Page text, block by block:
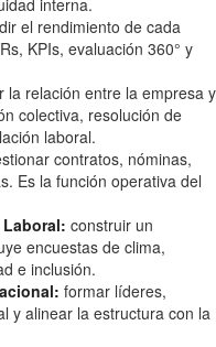
el rendimiento de cada
KPIs, evaluación 360° y
la relación entre la empresa y
colectiva, resolución de
laboral.
contratos, nóminas,
Es la función operativa del
construir un
encuestas de clima,
e inclusión.
formar líderes,
y alinear la estructura con la